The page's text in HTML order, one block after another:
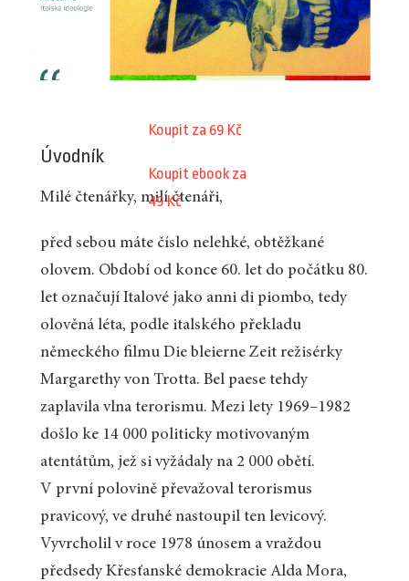
Koupit za 69 Kč
Koupit ebook za
49 Kč
Úvodník
Milé čtenářky, milí čtenáři,
před sebou máte číslo nelehké, obtěžkané
olovem. Období od konce 60. let do počátku 80.
let označují Italové jako anni di piombo, tedy
olověná léta, podle italského překladu
německého filmu Die bleierne Zeit režisérky
Margarethy von Trotta. Bel paese tehdy
zaplavila vlna terorismu. Mezi lety 1969–1982
došlo ke 14 000 politicky motivovaným
atentátům, jež si vyžádaly na 2 000 obětí.
V první polovině převažoval terorismus
pravicový, ve druhé nastoupil ten levicový.
Vyvrcholil v roce 1978 únosem a vraždou
předsedy Křesťanské demokracie Alda Mora,